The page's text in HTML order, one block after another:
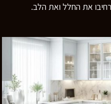
את החלל ואת הלב.